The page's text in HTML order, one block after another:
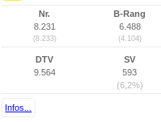
Nr.
8.231
(8.233)
B-Rang
6.488
(4.104)
DTV
9.564
SV
593
(6,2%)
Infos...